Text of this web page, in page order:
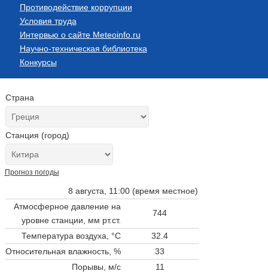
Противодействие коррупции
Условия труда
Интервью о сайте Meteoinfo.ru
Научно-техническая библиотека
Конкурсы
Страна
Станция (город)
Прогноз погоды
8 августа, 11:00 (время местное)
Атмосферное давление на
уровне станции, мм рт.ст.
744
Температура воздуха, °C
32.4
Относительная влажность, %
33
Порывы, м/с
11